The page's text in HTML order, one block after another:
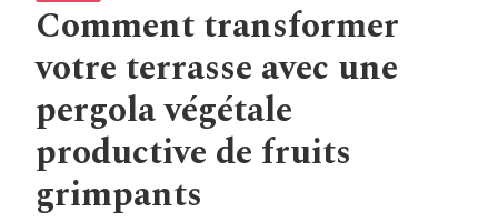
Comment transformer
votre terrasse avec une
pergola végétale
productive de fruits
grimpants